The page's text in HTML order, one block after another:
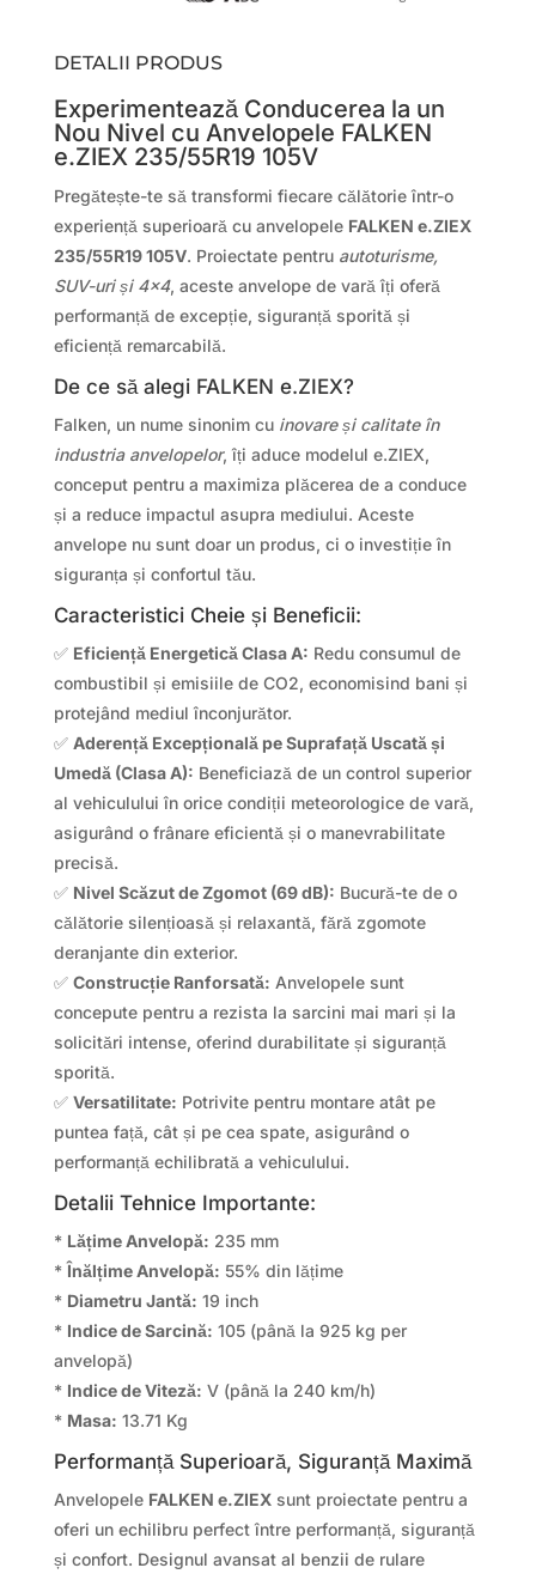
DETALII PRODUS
Experimentează Conducerea la un
Nou Nivel cu Anvelopele FALKEN
e.ZIEX 235/55R19 105V
Pregătește-te să transformi fiecare călătorie într-o
experiență superioară cu anvelopele FALKEN e.ZIEX
235/55R19 105V. Proiectate pentru autoturisme,
SUV-uri și 4×4, aceste anvelope de vară îți oferă
performanță de excepție, siguranță sporită și
eficiență remarcabilă.
De ce să alegi FALKEN e.ZIEX?
Falken, un nume sinonim cu inovare și calitate în
industria anvelopelor, îți aduce modelul e.ZIEX,
conceput pentru a maximiza plăcerea de a conduce
și a reduce impactul asupra mediului. Aceste
anvelope nu sunt doar un produs, ci o investiție în
siguranța și confortul tău.
Caracteristici Cheie și Beneficii:
✅ Eficiență Energetică Clasa A: Redu consumul de
combustibil și emisiile de CO2, economisind bani și
protejând mediul înconjurător.
✅ Aderență Excepțională pe Suprafață Uscată și
Umedă (Clasa A): Beneficiază de un control superior
al vehiculului în orice condiții meteorologice de vară,
asigurând o frânare eficientă și o manevrabilitate
precisă.
✅ Nivel Scăzut de Zgomot (69 dB): Bucură-te de o
călătorie silențioasă și relaxantă, fără zgomote
deranjante din exterior.
✅ Construcție Ranforsată: Anvelopele sunt
concepute pentru a rezista la sarcini mai mari și la
solicitări intense, oferind durabilitate și siguranță
sporită.
✅ Versatilitate: Potrivite pentru montare atât pe
puntea față, cât și pe cea spate, asigurând o
performanță echilibrată a vehiculului.
Detalii Tehnice Importante:
* Lățime Anvelopă: 235 mm
*Înălțime Anvelopă: 55% din lățime
* Diametru Jantă: 19 inch
* Indice de Sarcină: 105 (până la 925 kg per
anvelopă)
* Indice de Viteză: V (până la 240 km/h)
* Masa: 13.71 Kg
Performanță Superioară, Siguranță Maximă
Anvelopele FALKEN e.ZIEXsunt proiectate pentru a
oferi un echilibru perfect între performanță, siguranță
și confort. Designul avansat al benzii de rulare